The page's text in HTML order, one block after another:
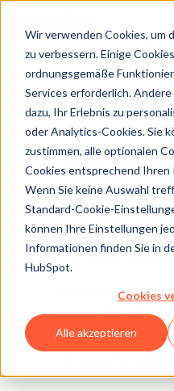
Wir verwenden Cookies, um
zu verbessern. Einige
ordnungsgemäße
Services erforderlich.
dazu, Ihr Erlebnis zu
oder Analytics-Cookies. Sie
zustimmen, alle optionalen
Cookies entsprechend Ihren
Wenn Sie keine Auswahl
Standard-Cookie-
können Ihre Einstellungen
Informationen finden Sie in
HubSpot.
Cookies
Alle akzeptieren
Erstellen Sie
Landingpages, E-Mails
sodass Sie mehr Zeit